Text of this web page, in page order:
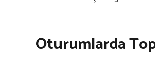
Oturumlarda